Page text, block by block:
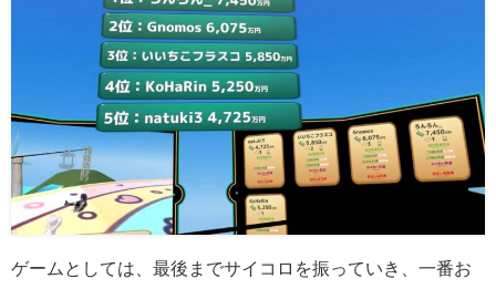
ゲームとしては、最後までサイコロを振っていき、一番お